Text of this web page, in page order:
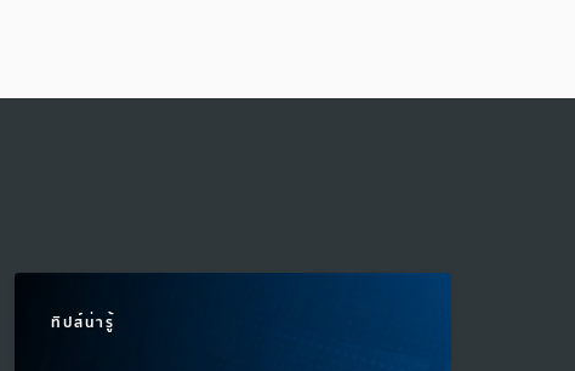
ทิปส์น่ารู้